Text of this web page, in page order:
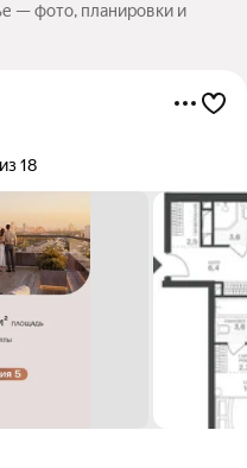
— фото, планировки и
18